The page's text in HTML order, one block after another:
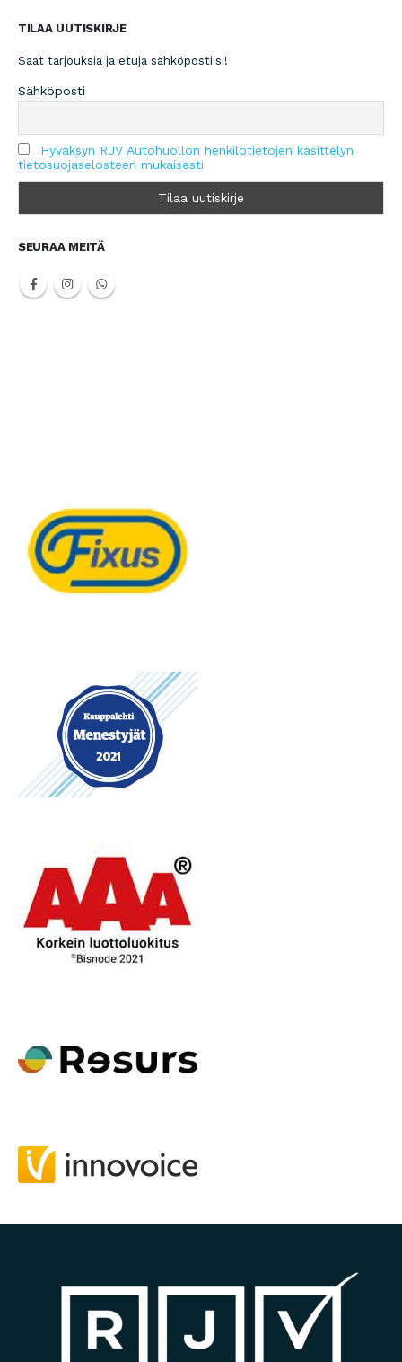
TILAA UUTISKIRJE
Saat tarjouksia ja etuja sähköpostiisi!
Sähköposti
Hyväksyn RJV Autohuollon henkilötietojen käsittelyn
tietosuojaselosteen mukaisesti
SEURAA MEITÄ